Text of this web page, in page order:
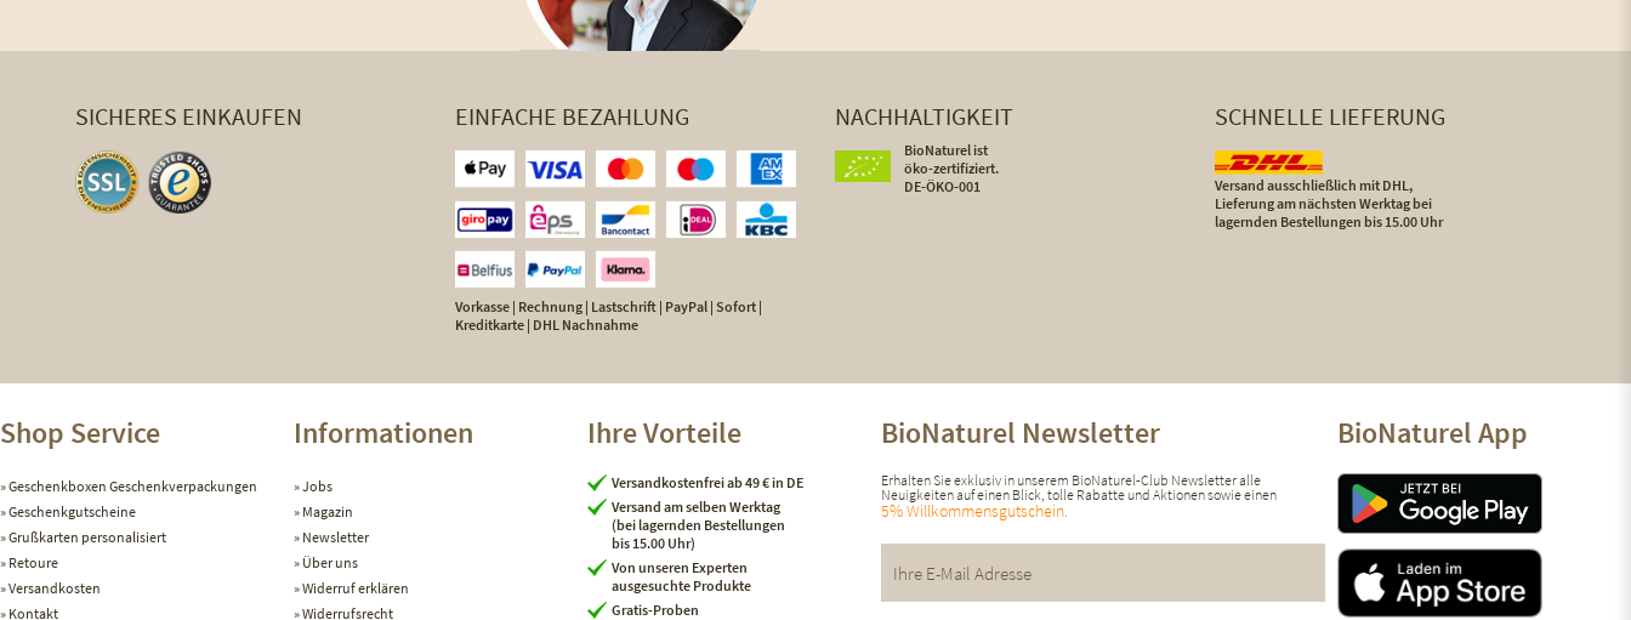
SICHERES EINKAUFEN EINFACHE BEZAHLUNG
Vorkasse | Rechnung | Lastschrift | PayPal | Sofort |
Kreditkarte | DHL Nachnahme
NACHHALTIGKEIT
BioNaturel ist
öko-zertifiziert.
DE-ÖKO-001
SCHNELLE LIEFERUNG
Versand ausschließlich mit DHL,
Lieferung am nächsten Werktag bei
lagernden Bestellungen bis 15.00 Uhr
Shop Service
Geschenkboxen Geschenkverpackungen
Geschenkgutscheine
Grußkarten personalisiert
Retoure
Versandkosten
Kontakt
Informationen
Jobs
Magazin
Newsletter
Über uns
Widerruf erklären
Widerrufsrecht
Ihre Vorteile
Versandkostenfrei ab 49 € in DE
Versand am selben Werktag
(bei lagernden Bestellungen
bis 15.00 Uhr)
Von unseren Experten
ausgesuchte Produkte
Gratis-Proben
BioNaturel Newsletter
Erhalten Sie exklusiv in unserem BioNaturel-Club Newsletter alle
Neuigkeiten auf einen Blick, tolle Rabatte und Aktionen sowie einen
5% Willkommensgutschein.
BioNaturel App